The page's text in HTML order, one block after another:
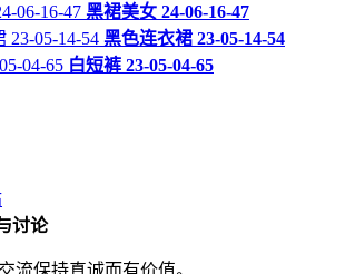
黑裙美女 24-06-16-47
黑色连衣裙 23-05-14-54
白短裤 23-05-04-65
讨论
流保持真诚而有价值。